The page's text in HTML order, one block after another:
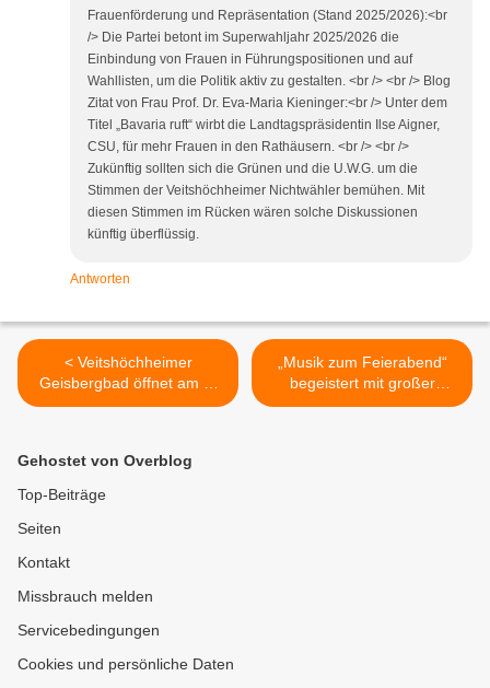
Frauenförderung und Repräsentation (Stand 2025/2026):<br
/> Die Partei betont im Superwahljahr 2025/2026 die
Einbindung von Frauen in Führungspositionen und auf
Wahllisten, um die Politik aktiv zu gestalten. <br /> <br /> Blog
Zitat von Frau Prof. Dr. Eva-Maria Kieninger:<br /> Unter dem
Titel „Bavaria ruft“ wirbt die Landtagspräsidentin Ilse Aigner,
CSU, für mehr Frauen in den Rathäusern. <br /> <br />
Zukünftig sollten sich die Grünen und die U.W.G. um die
Stimmen der Veitshöchheimer Nichtwähler bemühen. Mit
diesen Stimmen im Rücken wären solche Diskussionen
künftig überflüssig.
Antworten
< Veitshöchheimer
Geisbergbad öffnet am 9.
Mai 2026 mit Neuerungen -
„Musik zum Feierabend“
begeistert mit großer
musikalischer Vielfalt >
Gehostet von Overblog
Top-Beiträge
Seiten
Kontakt
Missbrauch melden
Servicebedingungen
Cookies und persönliche Daten